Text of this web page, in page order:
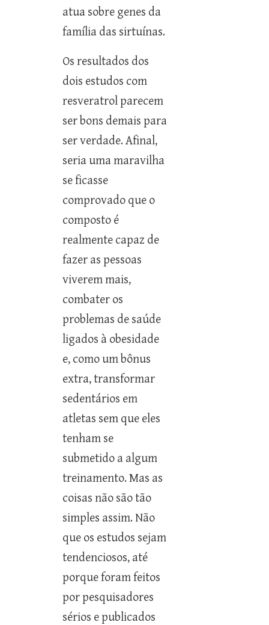
atua sobre genes da
família das sirtuínas.
Os resultados dos
dois estudos com
resveratrol parecem
ser bons demais para
ser verdade. Afinal,
seria uma maravilha
se ficasse
comprovado que o
composto é
realmente capaz de
fazer as pessoas
viverem mais,
combater os
problemas de saúde
ligados à obesidade
e, como um bônus
extra, transformar
sedentários em
atletas sem que eles
tenham se
submetido a algum
treinamento. Mas as
coisas não são tão
simples assim. Não
que os estudos sejam
tendenciosos, até
porque foram feitos
por pesquisadores
sérios e publicados